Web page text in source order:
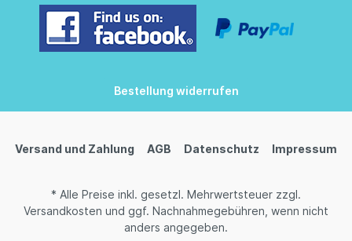
Bestellung widerrufen
Versand und Zahlung AGB Datenschutz Impressum
* Alle Preise inkl. gesetzl. Mehrwertsteuer zzgl.
Versandkosten und ggf. Nachnahmegebühren, wenn nicht
anders angegeben.